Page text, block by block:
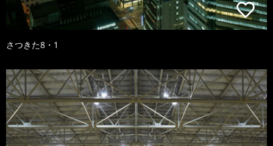
さつきた8・1